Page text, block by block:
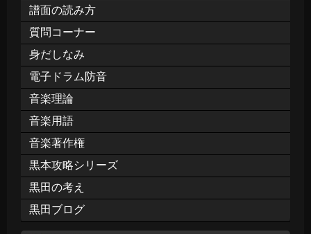
譜面の読み方
質問コーナー
身だしなみ
電子ドラム防音
音楽理論
音楽用語
音楽著作権
黒本攻略シリーズ
黒田の考え
黒田ブログ